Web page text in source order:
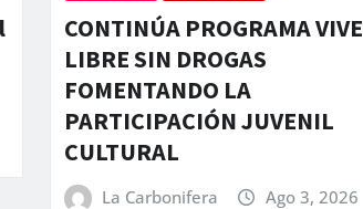
CONTINÚA PROGRAMA VIVE
LIBRE SIN DROGAS
FOMENTANDO LA
PARTICIPACIÓN JUVENIL
CULTURAL
La Carbonifera Ago 3, 2026